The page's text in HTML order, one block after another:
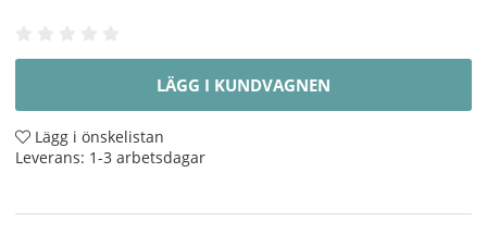
LÄGG I KUNDVAGNEN
Lägg i önskelistan
Leverans: 1-3 arbetsdagar